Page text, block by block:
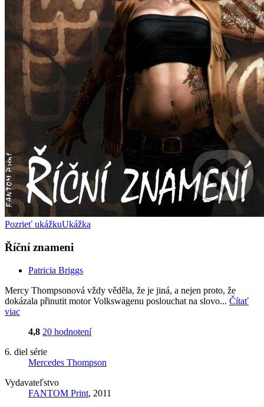
Pozrieť ukážkuUkážka
Říční znameni
Patricia Briggs
Mercy Thompsonová vždy věděla, že je jiná, a nejen proto, že
dokázala přinutit motor Volkswagenu poslouchat na slovo... Čítať
viac
4,8 20 hodnotení
6. diel série
Mercedes Thompson
Vydavateľstvo
FANTOM Print, 2011